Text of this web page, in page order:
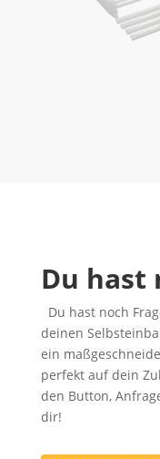
Du hast
Du hast noch
deinen
ein
perfekt auf dein
den Button,
dir!